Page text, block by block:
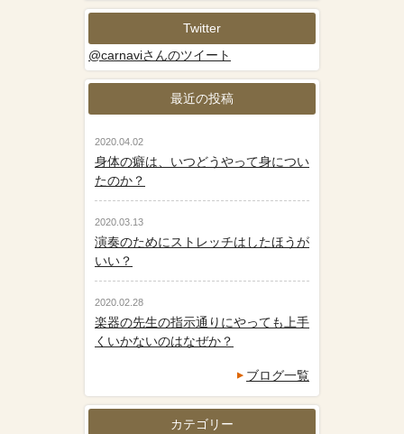
Twitter
@carnaviさんのツイート
最近の投稿
2020.04.02
身体の癖は、いつどうやって身につい
たのか？
2020.03.13
演奏のためにストレッチはしたほうが
いい？
2020.02.28
楽器の先生の指示通りにやっても上手
くいかないのはなぜか？
ブログ一覧
カテゴリー